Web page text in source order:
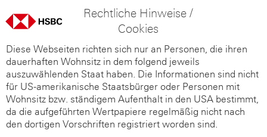
Rechtliche Hinweise /
Cookies
Diese Webseiten richten sich nur an Personen, die ihren
dauerhaften Wohnsitz in dem folgend jeweils
auszuwählenden Staat haben. Die Informationen sind nicht
für US-amerikanische Staatsbürger oder Personen mit
Wohnsitz bzw. ständigem Aufenthalt in den USA bestimmt,
da die aufgeführten Wertpapiere regelmäßig nicht nach
den dortigen Vorschriften registriert worden sind.